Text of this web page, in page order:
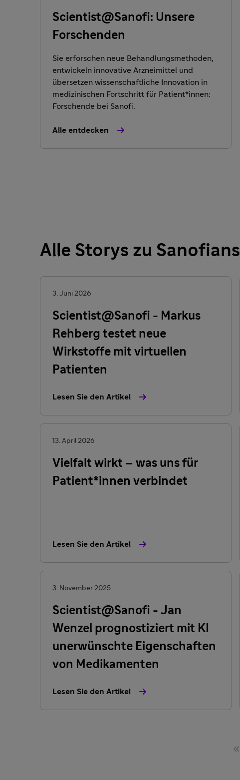
Scientist@Sanofi: Unsere
Forschenden
Sie erforschen neue Behandlungsmethoden,
entwickeln innovative Arzneimittel und
übersetzen wissenschaftliche Innovation in
medizinischen Fortschritt für Patient*innen:
Forschende bei Sanofi.
Alle entdecken
Alle Storys zu Sanofians
3. Juni 2026
Scientist@Sanofi - Markus
Rehberg testet neue
Wirkstoffe mit virtuellen
Patienten
Lesen Sie den Artikel
13. April 2026
Vielfalt wirkt – was uns für
Patient*innen verbindet
Lesen Sie den Artikel
3. November 2025
Scientist@Sanofi - Jan
Wenzel prognostiziert mit KI
unerwünschte Eigenschaften
von Medikamenten
Lesen Sie den Artikel